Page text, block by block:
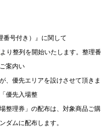
番号付き）』に関して
より整列を開始いたします。整理番
案内い
、優先エリアを設けさせて頂きま
優先入場整
整理券」の配布は、対象商品ご購
ダムに配布します。